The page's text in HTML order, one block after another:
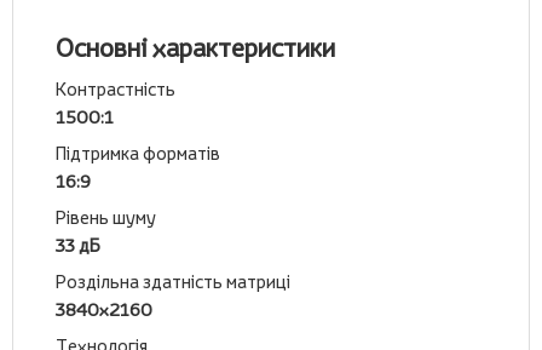
Основні характеристики
Контрастність
1500:1
Підтримка форматів
16:9
Рівень шуму
33 дБ
Роздільна здатність матриці
3840x2160